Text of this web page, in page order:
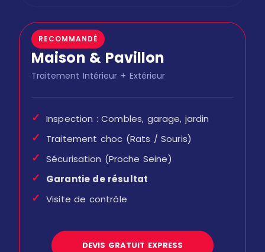
RECOMMANDÉ
Maison & Pavillon
Traitement Intérieur + Extérieur
✓ Inspection : Combles, garage, jardin
✓ Traitement choc (Rats / Souris)
✓ Sécurisation (Proche Seine)
✓ Garantie de résultat
✓ Visite de contrôle
DEVIS GRATUIT EXPRESS